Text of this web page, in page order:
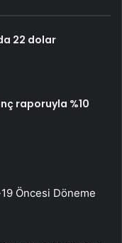
22 dolar
raporuyla %10
Öncesi Döneme